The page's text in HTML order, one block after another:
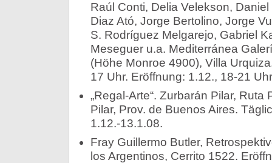
Raúl Conti, Delia Velekson,
Diaz Ató, Jorge Bertolino, Jorge
S. Rodríguez Melgarejo, Gabriel
Meseguer u.a. Mediterránea
(Höhe Monroe 4900), Villa
17 Uhr. Eröffnung: 1.12., 18-21
„Regal-Arte“. Zurbarán Pilar,
Pilar, Prov. de Buenos Aires.
1.12.-13.1.08.
Fray Guillermo Butler,
los Argentinos, Cerrito 1522.